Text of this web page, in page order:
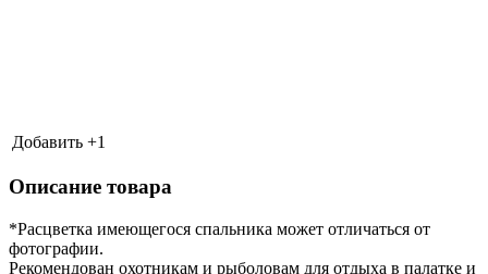
Добавить +1
Описание товара
*Расцветка имеющегося спальника может отличаться от
фотографии.
Рекомендован охотникам и рыболовам для отдыха в палатке и